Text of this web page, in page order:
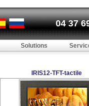
IRIS12-TFT-tactile
Solutions
04 37